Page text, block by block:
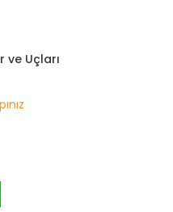
ve Uçları